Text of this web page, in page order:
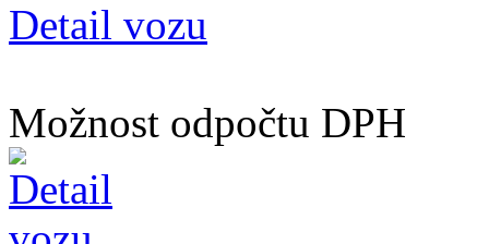
Detail vozu
Možnost odpočtu DPH